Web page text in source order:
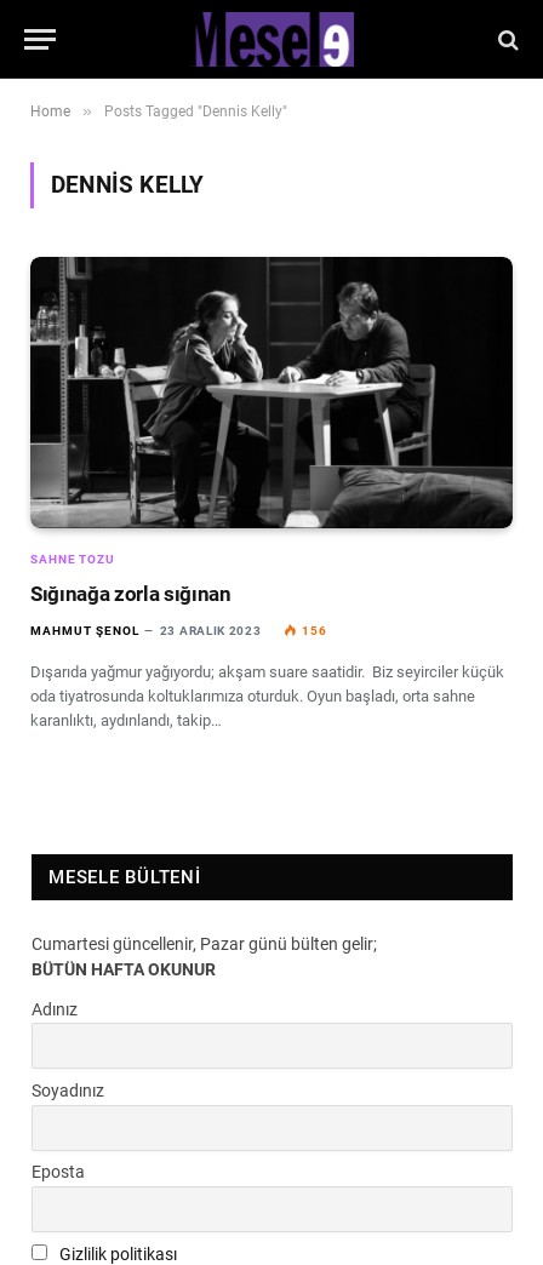
Home » Posts Tagged "Dennis Kelly"
DENNIS KELLY
SAHNE TOZU
Sığınağa zorla sığınan
MAHMUT ŞENOL 23 ARALIK 2023 156
Dışarıda yağmur yağıyordu; akşam suare saatidir. Biz seyirciler küçük
oda tiyatrosunda koltuklarımıza oturduk. Oyun başladı, orta sahne
karanlıktı, aydınlandı, takip…
MESELE BÜLTENI
Cumartesi güncellenir, Pazar günü bülten gelir;
BÜTÜN HAFTA OKUNUR
Adınız
Soyadınız
Eposta
Gizlilik politikası